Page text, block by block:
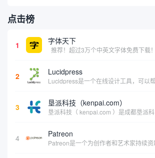
点击榜
1 字体天下
推荐！超过3万个中英文字体免费下载！
2 Lucidpress
3 垦派科技（kenpai.com）
4 Patreon